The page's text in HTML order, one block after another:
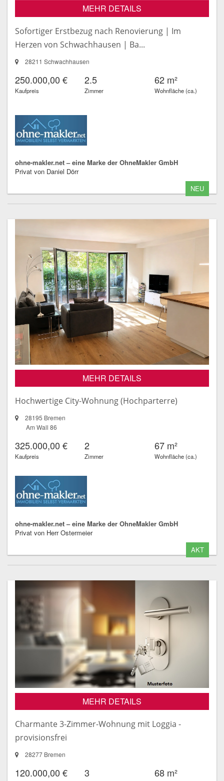
MEHR DETAILS
Sofortiger Erstbezug nach Renovierung | Im
Herzen von Schwachhausen | Ba...
28211 Schwachhausen
250.000,00 €
Kaufpreis
2.5
Zimmer
62 m²
Wohnfläche (ca.)
ohne-makler.net – eine Marke der OhneMakler GmbH
Privat von Daniel Dörr
NEU
MEHR DETAILS
Hochwertige City-Wohnung (Hochparterre)
28195 Bremen
Am Wall 86
325.000,00 €
Kaufpreis
2
Zimmer
67 m²
Wohnfläche (ca.)
ohne-makler.net – eine Marke der OhneMakler GmbH
Privat von Herr Ostermeier
AKT
MEHR DETAILS
Charmante 3-Zimmer-Wohnung mit Loggia -
provisionsfrei
28277 Bremen
120.000,00 € 3 68 m²